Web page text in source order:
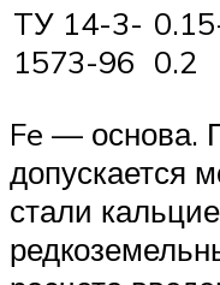
TУ 14-3-
1573-96 0.2
Fe — основа.
допускается
стали